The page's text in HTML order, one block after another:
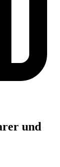
und